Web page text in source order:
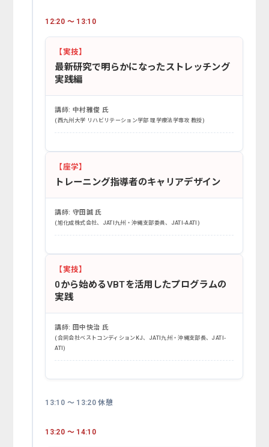
12:20 ～ 13:10
【実技】
最新研究で明らかになったストレッチング
実践編
講師: 中村雅俊 氏
(西九州大学 リハビリテーション学部 理学療法学専攻 教授)
【座学】
トレーニング指導者のキャリアデザイン
講師: 守田誠 氏
(旭化成株式会社、JATI九州・沖縄支部委員、JATI-AATI)
【実技】
0から始めるVBTを活用したプログラムの
実践
講師: 田中快治 氏
(合同会社ベストコンディションKJ、JATI九州・沖縄支部長、JATI-
ATI)
13:10 ～ 13:20 休憩
13:20 ～ 14:10